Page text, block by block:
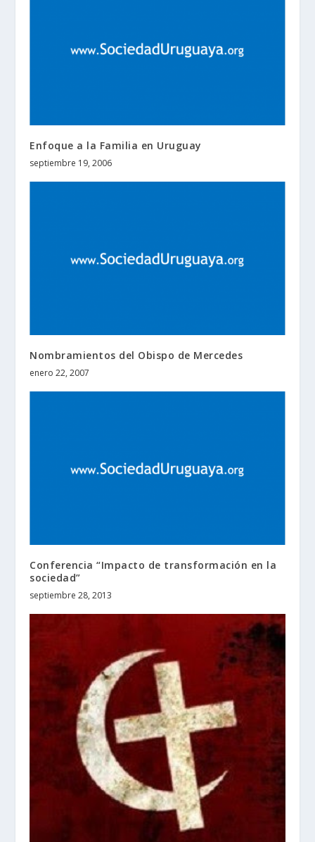
Enfoque a la Familia en Uruguay
septiembre 19, 2006
Nombramientos del Obispo de Mercedes
enero 22, 2007
Conferencia “Impacto de transformación en la
sociedad”
septiembre 28, 2013